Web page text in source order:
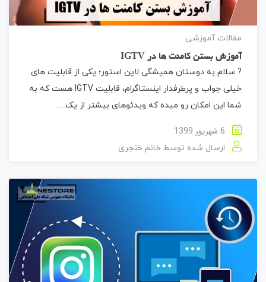
مقالات آموزشی
آموزش بستن کامنت ها در IGTV
? سلام به دوستان همیشگی لاین استور؛ یکی از قابلیت های
خیلی جواب و پرطرفدار اینستاگرام، قابلیت IGTV هست که به
شما این امکان رو میده که ویدئوهای بیشتر از یک…
ارسال شده توسط خانم خنجری